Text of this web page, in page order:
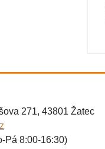
271, 43801 Žatec
8:00-16:30)